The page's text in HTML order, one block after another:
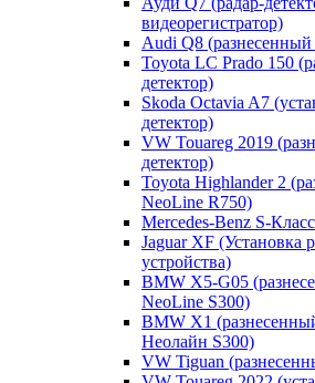
видеорегистратор)
Audi Q8 (разнесенный
Toyota LC Prado 150
детектор)
Skoda Octavia A7
детектор)
VW Touareg 2019
детектор)
Toyota Highlander 2
NeoLine R750)
Mercedes-Benz S-Класс
Jaguar XF (Установка
устройства)
BMW X5-G05
NeoLine S300)
BMW X1
Неолайн S300)
VW Tiguan